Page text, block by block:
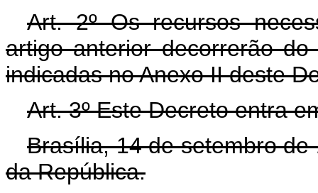
Art. 2º Os recursos
artigo anterior decorrerão
indicadas no Anexo II deste
Art. 3º Este Decreto entra
Brasília, 14 de setembro de
da República.